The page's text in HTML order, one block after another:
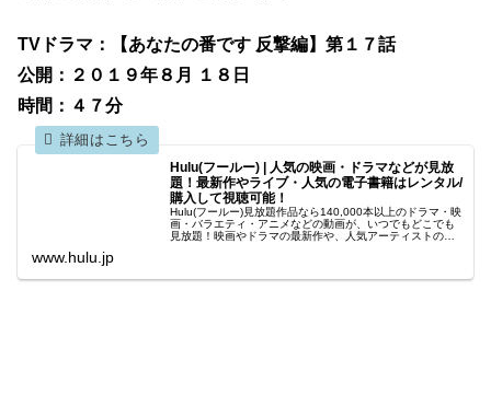
TVドラマ：【あなたの番です 反撃編】第１７話
公開：２０１９年８月 １８日
時間：４７分
Hulu(フールー) | 人気の映画・ドラマなどが見放
題！最新作やライブ・人気の電子書籍はレンタル/
購入して視聴可能！
Hulu(フールー)見放題作品なら140,000本以上のドラマ・映
画・バラエティ・アニメなどの動画が、いつでもどこでも
見放題！映画やドラマの最新作や、人気アーティストのラ
www.hulu.jp